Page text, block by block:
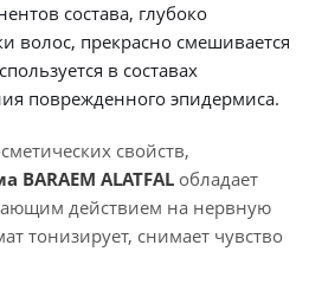
состава, глубоко
волос, прекрасно смешивается
в составах
поврежденного эпидермиса.
свойств,
BARAEM ALATFAL обладает
действием на нервную
тонизирует, снимает чувство